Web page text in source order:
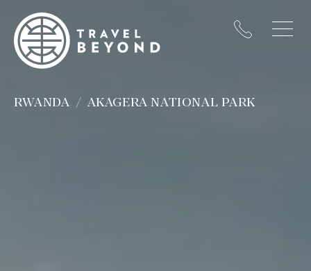
RWANDA AKAGERA NATIONAL PARK